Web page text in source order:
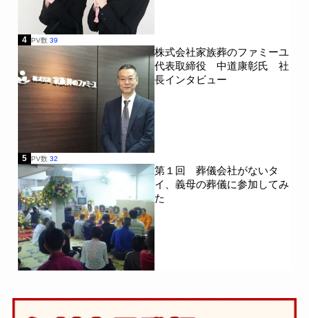
4 PV数 39
株式会社家族葬のファミーユ
代表取締役 中道康彰氏 社
長インタビュー
5 PV数 32
第１回 葬儀会社がないタ
イ、義母の葬儀に参加してみ
た